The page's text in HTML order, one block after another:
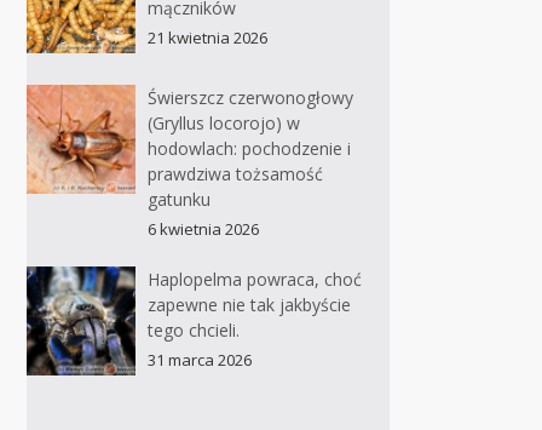
mączników
21 kwietnia 2026
Świerszcz czerwonogłowy
(Gryllus locorojo) w
hodowlach: pochodzenie i
prawdziwa tożsamość
gatunku
6 kwietnia 2026
Haplopelma powraca, choć
zapewne nie tak jakbyście
tego chcieli.
31 marca 2026